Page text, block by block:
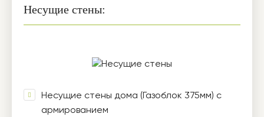
Несущие стены:
Несущие стены дома (Газоблок 375мм) с
армированием